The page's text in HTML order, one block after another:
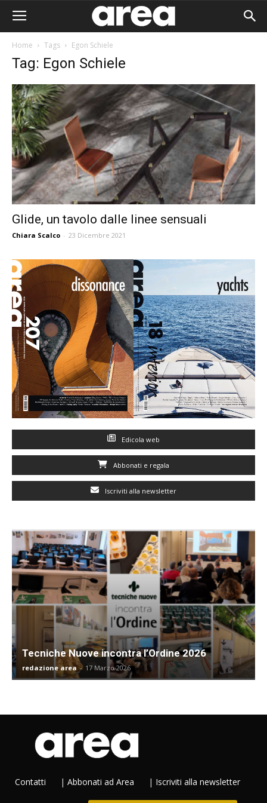
Home Tags Egon Schiele
Tag: Egon Schiele
Glide, un tavolo dalle linee sensuali
Chiara Scalco - 23 Dicembre 2021
Edicola web
Abbonati e regala
Iscriviti alla newsletter
Tecniche Nuove incontra l’Ordine 2026
redazione area - 17 Marzo 2026
Contatti | Abbonati ad Area | Iscriviti alla newsletter